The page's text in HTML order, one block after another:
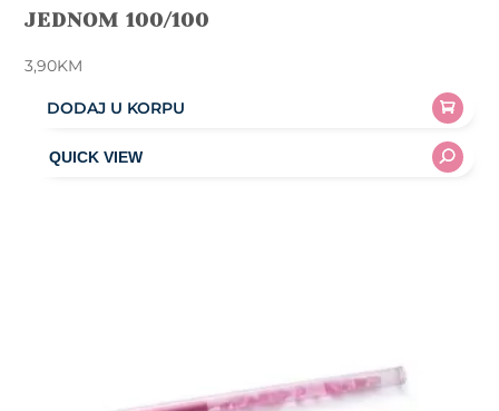
JEDNOM 100/100
3,90KM
DODAJ U KORPU